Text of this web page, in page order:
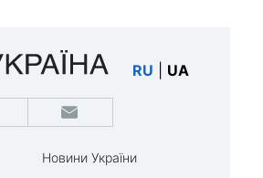
RU UA
Новини України